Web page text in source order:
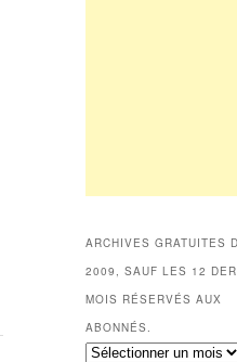
ARCHIVES GRATUITES
2009, SAUF LES 12
MOIS RÉSERVÉS AUX
ABONNÉS.
Archives